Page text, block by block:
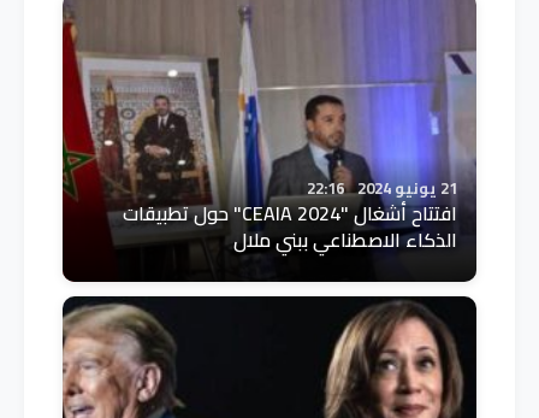
21 يونيو 2024 22:16
افتتاح أشغال "CEAIA 2024" حول تطبيقات
الذكاء الاصطناعي ببني ملال